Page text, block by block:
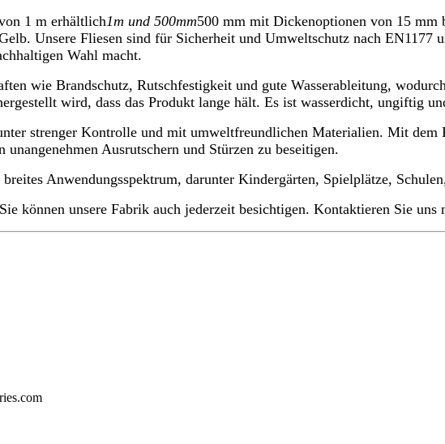
1 m erhältlich1m und 500mm500 mm mit Dickenoptionen von 15 mm
Unsere Fliesen sind für Sicherheit und Umweltschutz nach EN1177
Wahl macht.
wie Brandschutz, Rutschfestigkeit und gute Wasserableitung,
wird, dass das Produkt lange hält. Es ist wasserdicht, ungiftig
strenger Kontrolle und mit umweltfreundlichen Materialien. Mit dem
Ausrutschern und Stürzen zu beseitigen.
Anwendungsspektrum, darunter Kindergärten, Spielplätze,
können unsere Fabrik auch jederzeit besichtigen. Kontaktieren Sie uns